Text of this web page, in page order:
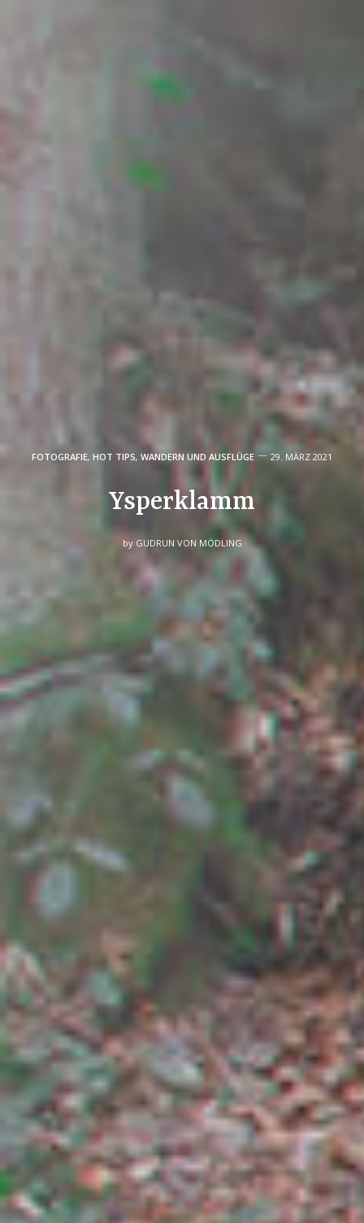
FOTOGRAFIE, HOT TIPS, WANDERN UND AUSFLÜGE 29. MÄRZ 2021
Ysperklamm
by GUDRUN VON MÖDLING